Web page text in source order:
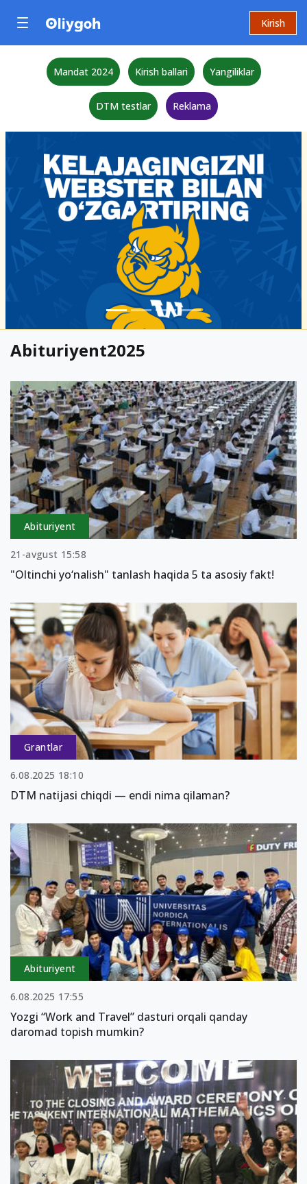
Kirish
Mandat 2024 Kirish ballari Yangiliklar
DTM testlar Reklama
Abituriyent2025
Abituriyent
21-avgust 15:58
"Oltinchi yo‘nalish" tanlash haqida 5 ta asosiy fakt!
Grantlar
6.08.2025 18:10
DTM natijasi chiqdi — endi nima qilaman?
Abituriyent
6.08.2025 17:55
Yozgi “Work and Travel” dasturi orqali qanday
daromad topish mumkin?